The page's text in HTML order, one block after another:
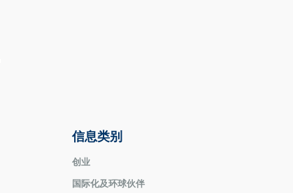
信息类别
创业
国际化及环球伙伴